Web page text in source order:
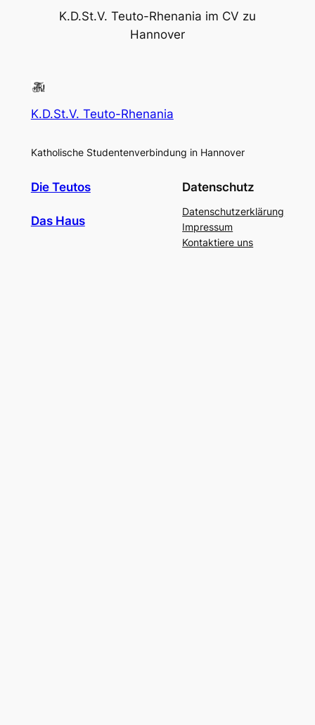
K.D.St.V. Teuto-Rhenania im CV zu
Hannover
K.D.St.V. Teuto-Rhenania
Katholische Studentenverbindung in Hannover
Die Teutos
Das Haus
Datenschutz
Datenschutzerklärung
Impressum
Kontaktiere uns